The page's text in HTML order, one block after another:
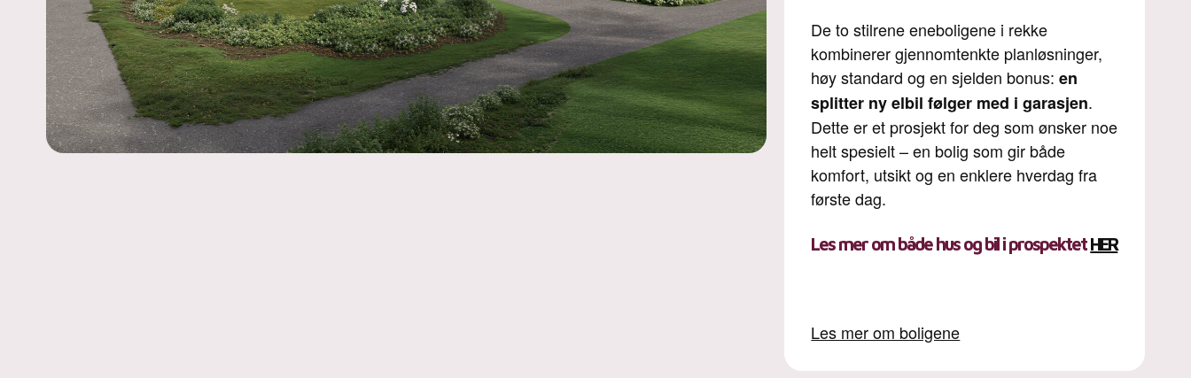
De to stilrene eneboligene i rekke
kombinerer gjennomtenkte planløsninger,
høy standard og en sjelden bonus:en
splitter ny elbil følger med i garasjen.
Dette er et prosjekt for deg som ønsker noe
helt spesielt – en bolig som gir både
komfort, utsikt og en enklere hverdag fra
første dag.
Lesmer om både hus og bil i prospektetHER
Les mer om boligene